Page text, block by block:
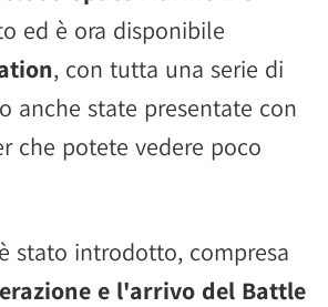
ed è ora disponibile
, con tutta una serie di
anche state presentate con
che potete vedere poco
stato introdotto, compresa
e l'arrivo del Battle